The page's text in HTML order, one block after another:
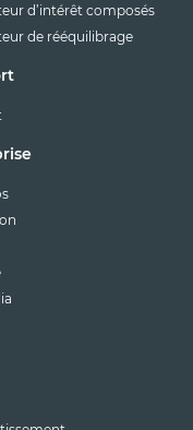
d’intérêt composés
de rééquilibrage